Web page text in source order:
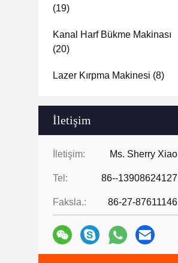
(19)
Kanal Harf Bükme Makinası
(20)
Lazer Kırpma Makinesi (8)
İletişim
İletişim: Ms. Sherry Xiao
Tel: 86--13908624127
Faksla.: 86-27-87611146